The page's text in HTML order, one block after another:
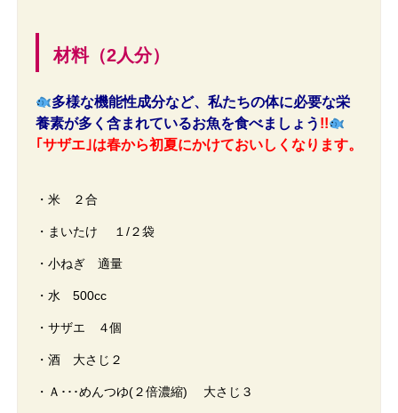
材料（2人分）
多様な機能性成分など、私たちの体に必要な栄
養素が多く含まれているお魚を食べましょう !!
｢サザエ｣は春から初夏にかけておいしくなります。
・米 ２合
・まいたけ １/２袋
・小ねぎ 適量
・水 500cc
・サザエ ４個
・酒 大さじ２
・Ａ･･･めんつゆ(２倍濃縮) 大さじ３